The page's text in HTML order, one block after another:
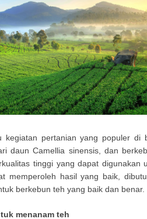
kegiatan pertanian yang populer di
daun Camellia sinensis, dan
tinggi yang dapat digunakan
memperoleh hasil yang baik,
berkebun teh yang baik dan benar.
menanam teh